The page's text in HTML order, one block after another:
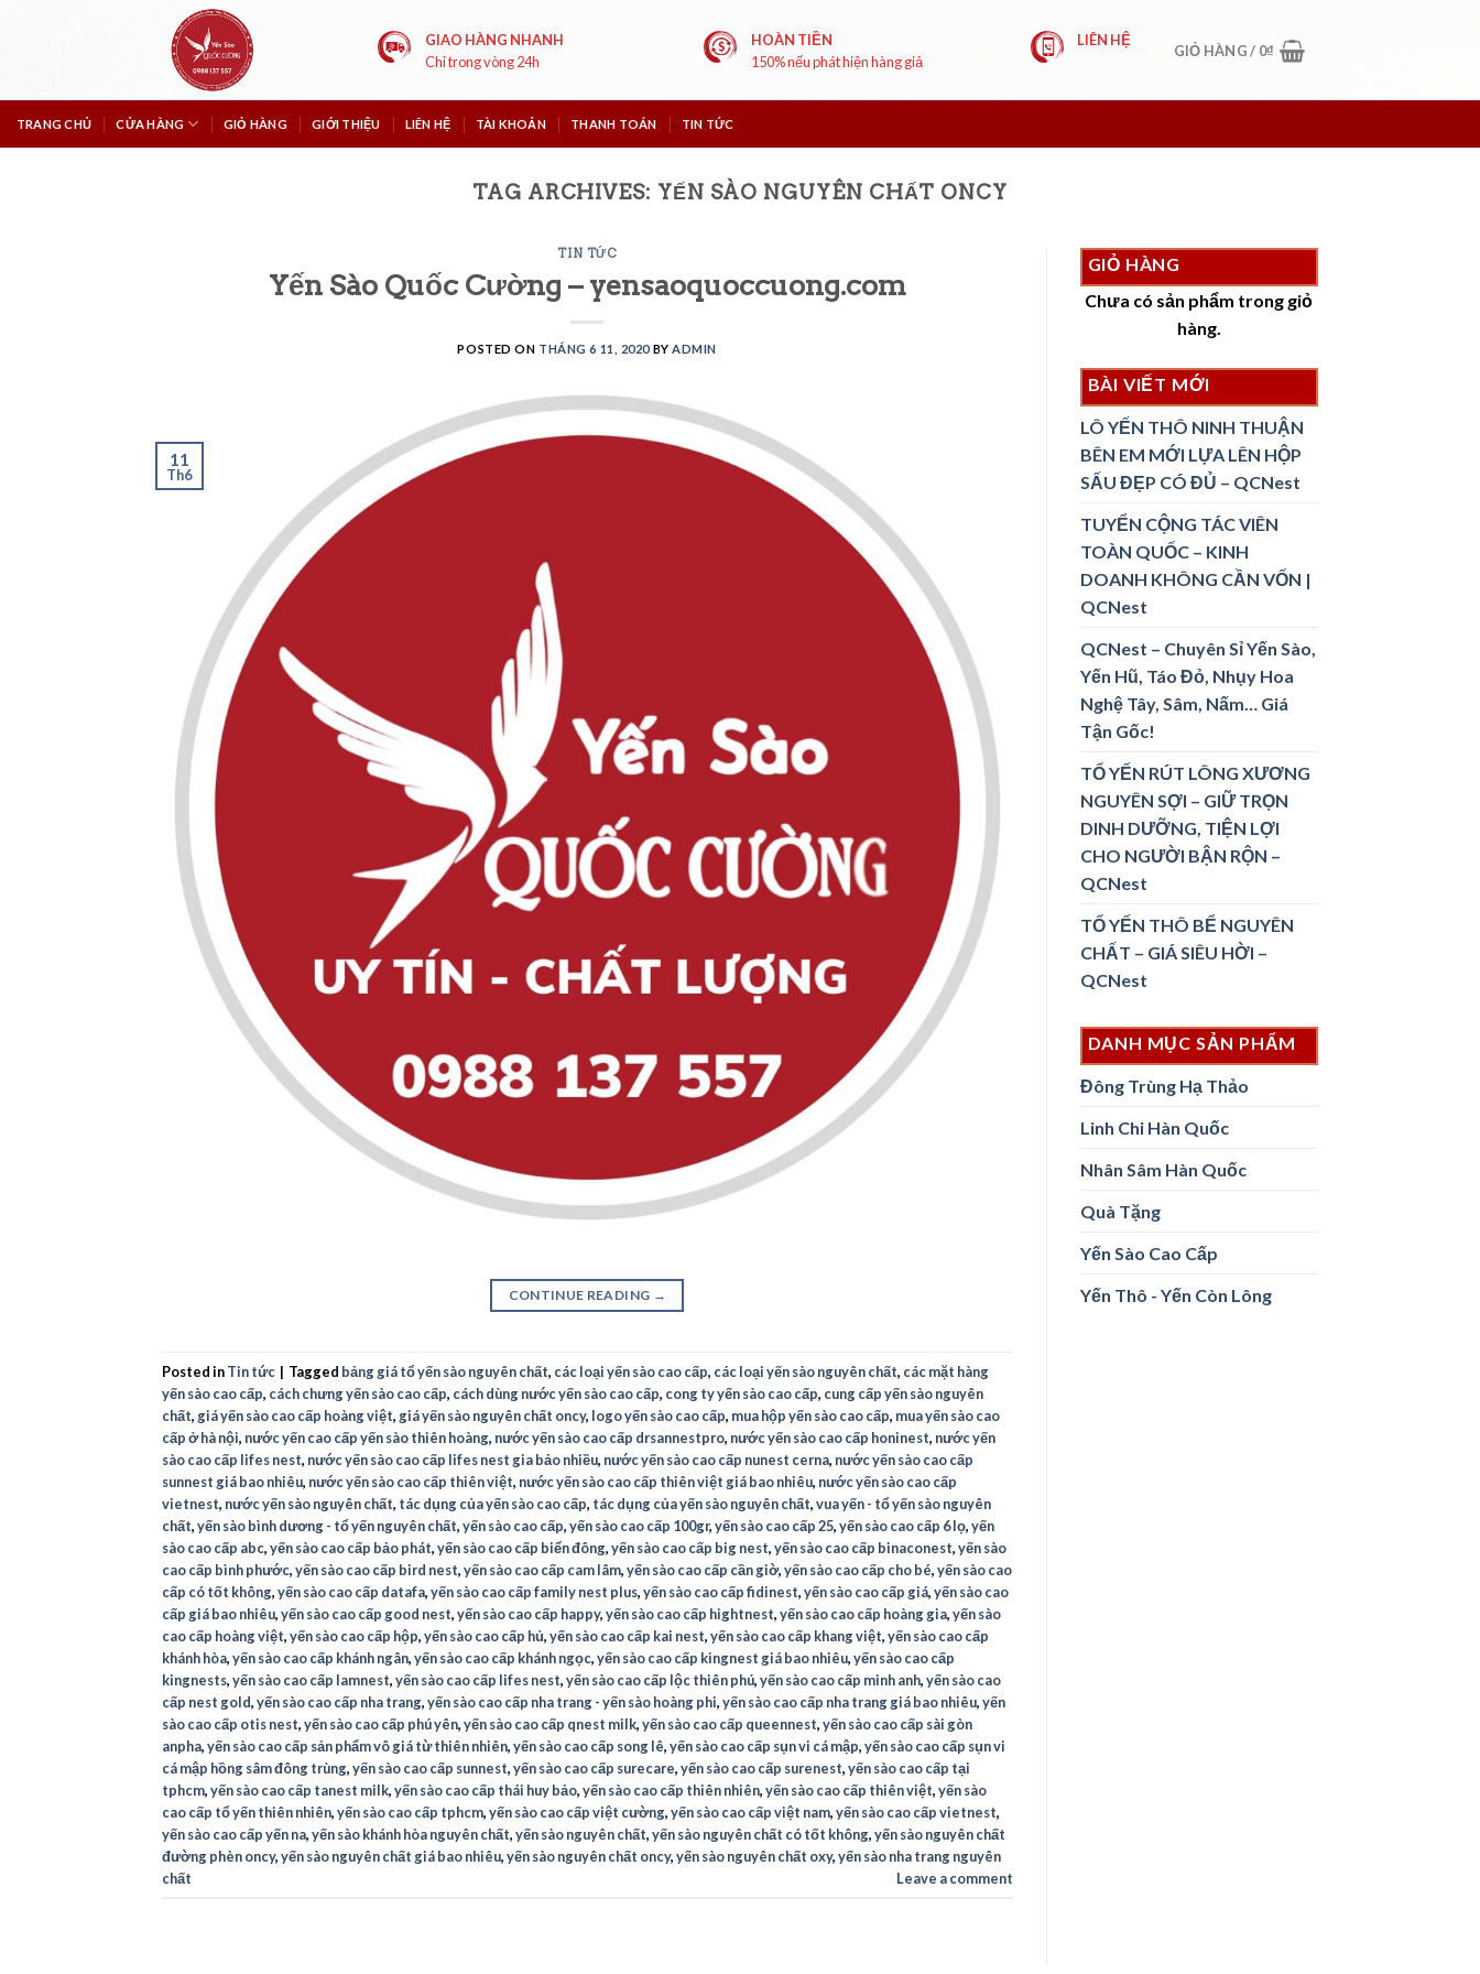
GIAO HÀNG NHANH
Chỉ trong vòng 24h
HOÀN TIỀN
150% nếu phát hiện hàng giả
LIÊN HỆ
GIỎ HÀNG / 0₫
TRANG CHỦ CỬA HÀNG GIỎ HÀNG GIỚI THIỆU LIÊN HỆ TÀI KHOẢN THANH TOÁN TIN TỨC
TAG ARCHIVES: YẾN SÀO NGUYÊN CHẤT ONCY
TIN TỨC
Yến Sào Quốc Cường – yensaoquoccuong.com
POSTED ON THÁNG 6 11, 2020 BYADMIN
11
Th6
CONTINUE READING →
Posted inTin tức | Tagged bảng giá tổ yến sào nguyên chất, các loại yến sào cao cấp, các loại yến sào nguyên chất, các mặt hàng
yến sào cao cấp, cách chưng yến sào cao cấp, cách dùng nước yến sào cao cấp, cong ty yến sào cao cấp, cung cấp yến sào nguyên
chất, giá yến sào cao cấp hoàng việt, giá yến sào nguyên chất oncy, logo yến sào cao cấp, mua hộp yến sào cao cấp, mua yến sào cao
cấp ở hà nội, nước yến cao cấp yến sào thiên hoàng, nước yến sào cao cấp drsannestpro, nước yến sào cao cấp honinest, nước yến
sào cao cấp lifes nest, nước yến sào cao cấp lifes nest gia bảo nhiều, nước yến sào cao cấp nunest cerna, nước yến sào cao cấp
sunnest giá bao nhiêu, nước yến sào cao cấp thiên việt, nước yến sào cao cấp thiên việt giá bao nhiêu, nước yến sào cao cấp
vietnest, nước yến sào nguyên chất, tác dụng của yến sào cao cấp, tác dụng của yến sào nguyên chất,vua yến - tổ yến sào nguyên
chất,yến sào bình dương - tổ yến nguyên chất,yến sào cao cấp,yến sào cao cấp 100gr,yến sào cao cấp 25,yến sào cao cấp 6 lọ,yến
sào cao cấp abc,yến sào cao cấp bảo phát,yến sào cao cấp biển đông,yến sào cao cấp big nest,yến sào cao cấp binaconest,yến sào
cao cấp bình phước,yến sào cao cấp bird nest,yến sào cao cấp cam lâm,yến sào cao cấp cần giờ,yến sào cao cấp cho bé,yến sào cao
cấp có tốt không,yến sào cao cấp datafa,yến sào cao cấp family nest plus,yến sào cao cấp fidinest,yến sào cao cấp giá,yến sào cao
cấp giá bao nhiêu,yến sào cao cấp good nest,yến sào cao cấp happy,yến sào cao cấp hightnest,yến sào cao cấp hoàng gia,yến sào
cao cấp hoàng việt,yến sào cao cấp hộp,yến sào cao cấp hủ,yến sào cao cấp kai nest,yến sào cao cấp khang việt,yến sào cao cấp
khánh hòa,yến sào cao cấp khánh ngân,yến sào cao cấp khánh ngọc,yến sào cao cấp kingnest giá bao nhiêu,yến sào cao cấp
kingnests,yến sào cao cấp lamnest,yến sào cao cấp lifes nest,yến sào cao cấp lộc thiên phú,yến sào cao cấp minh anh,yến sào cao
cấp nest gold,yến sào cao cấp nha trang,yến sào cao cấp nha trang - yến sào hoàng phi,yến sào cao cấp nha trang giá bao nhiêu,yến
sào cao cấp otis nest,yến sào cao cấp phú yên,yến sào cao cấp qnest milk,yến sào cao cấp queennest,yến sào cao cấp sài gòn
anpha,yến sào cao cấp sản phẩm vô giá từ thiên nhiên,yến sào cao cấp song lê,yến sào cao cấp sụn vi cá mập,yến sào cao cấp sụn vi
cá mập hồng sâm đông trùng,yến sào cao cấp sunnest,yến sào cao cấp surecare,yến sào cao cấp surenest,yến sào cao cấp tại
tphcm,yến sào cao cấp tanest milk,yến sào cao cấp thái huy bảo,yến sào cao cấp thiên nhiên,yến sào cao cấp thiên việt,yến sào
cao cấp tổ yến thiên nhiên,yến sào cao cấp tphcm,yến sào cao cấp việt cường,yến sào cao cấp việt nam,yến sào cao cấp vietnest,
yến sào cao cấp yến na,yến sào khánh hòa nguyên chất,yến sào nguyên chất,yến sào nguyên chất có tốt không,yến sào nguyên chất
đường phèn oncy,yến sào nguyên chất giá bao nhiêu,yến sào nguyên chất oncy,yến sào nguyên chất oxy,yến sào nha trang nguyên
chất
Leave a comment
GIỎ HÀNG
Chưa có sản phẩm trong giỏ
hàng.
BÀI VIẾT MỚI
LÔ YẾN THÔ NINH THUẬN
BÊN EM MỚI LỰA LÊN HỘP
SẤU ĐẸP CÓ ĐỦ – QCNest
TUYỂN CỘNG TÁC VIÊN
TOÀN QUỐC – KINH
DOANH KHÔNG CẦN VỐN |
QCNest
QCNest – Chuyên Sỉ Yến Sào,
Yến Hũ, Táo Đỏ, Nhụy Hoa
Nghệ Tây, Sâm, Nấm… Giá
Tận Gốc!
TỔ YẾN RÚT LÔNG XƯƠNG
NGUYÊN SỢI – GIỮ TRỌN
DINH DƯỠNG, TIỆN LỢI
CHO NGƯỜI BẬN RỘN –
QCNest
TỔ YẾN THÔ BỂ NGUYÊN
CHẤT – GIÁ SIÊU HỜI –
QCNest
DANH MỤC SẢN PHẨM
Đông Trùng Hạ Thảo
Linh Chi Hàn Quốc
Nhân Sâm Hàn Quốc
Quà Tặng
Yến Sào Cao Cấp
Yến Thô - Yến Còn Lông